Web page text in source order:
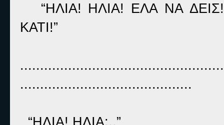
“ΗΛΙΑ! ΗΛΙΑ! ΕΛΑ ΝΑ
ΚΑΤΙ!”
...........................................
“ΗΛΙΑ! ΗΛΙΑ;..”